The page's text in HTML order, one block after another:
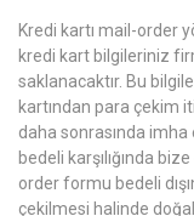
Kredi kartı mail-order
kredi kart bilgileriniz
saklanacaktır. Bu
kartından para çekim
daha sonrasında
bedeli karşılığında
order formu bedeli
çekilmesi halinde